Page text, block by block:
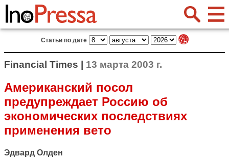
Статьи по дате
Financial Times | 13 марта 2003 г.
Американский посол
предупреждает Россию об
экономических последствиях
применения вето
Эдвард Олден